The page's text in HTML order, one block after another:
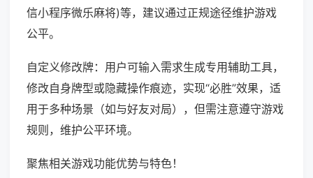
信小程序微乐麻将)等，建议通过正规途径维护游戏
公平。
自定义修改牌：用户可输入需求生成专用辅助工具，
修改自身牌型或隐藏操作痕迹，实现“必胜”效果，适
用于多种场景（如与好友对局），但需注意遵守游戏
规则，维护公平环境。
聚焦相关游戏功能优势与特色！